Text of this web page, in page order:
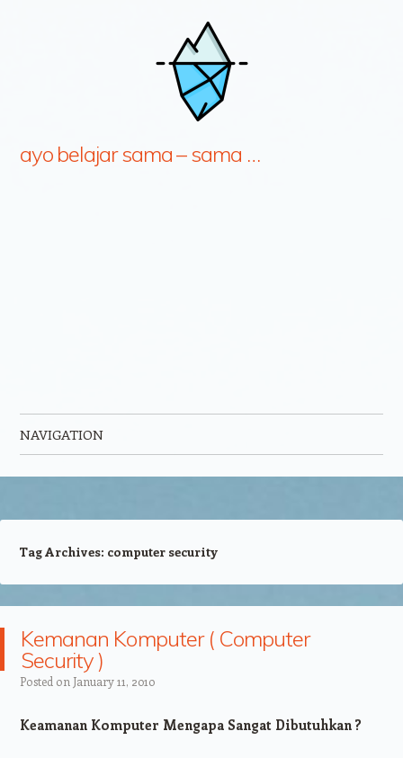
ayo belajar sama – sama …
NAVIGATION
Tag Archives: computer security
Kemanan Komputer ( Computer
Security )
Posted on January 11, 2010
Keamanan Komputer Mengapa Sangat Dibutuhkan ?